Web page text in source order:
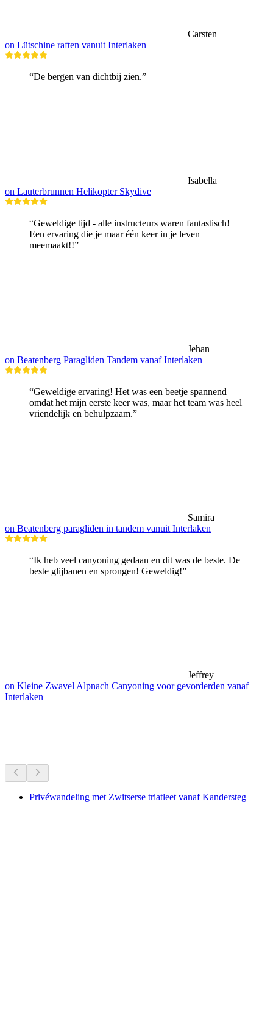
Carsten
on Lütschine raften vanuit Interlaken
“De bergen van dichtbij zien.”
Isabella
on Lauterbrunnen Helikopter Skydive
“Geweldige tijd - alle instructeurs waren fantastisch!
Een ervaring die je maar één keer in je leven
meemaakt!!”
Jehan
on Beatenberg Paragliden Tandem vanaf Interlaken
“Geweldige ervaring! Het was een beetje spannend
omdat het mijn eerste keer was, maar het team was heel
vriendelijk en behulpzaam.”
Samira
on Beatenberg paragliden in tandem vanuit Interlaken
“Ik heb veel canyoning gedaan en dit was de beste. De
beste glijbanen en sprongen! Geweldig!”
Jeffrey
on Kleine Zwavel Alpnach Canyoning voor gevorderden vanaf
Interlaken
Privéwandeling met Zwitserse triatleet vanaf Kandersteg